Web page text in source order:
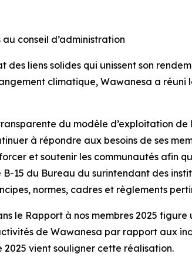
conseil d’administration
des liens solides qui unissent son
climatique, Wawanesa a réuni
du modèle d’exploitation
à répondre aux besoins de ses
et soutenir les communautés afin
15 du Bureau du surintendant des
normes, cadres et règlements
le Rapport à nos membres 2025 figure
de Wawanesa par rapport aux
2025 vient souligner cette réalisation.